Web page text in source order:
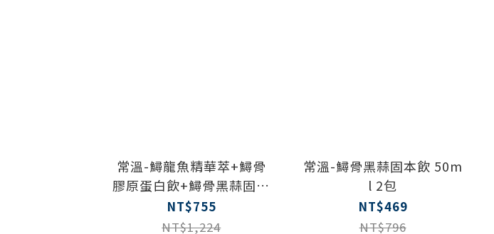
常溫-鱘龍魚精華萃+鱘骨
膠原蛋白飲+鱘骨黑蒜固本
飲 50ml 3包
NT$755
NT$1,224
常溫-鱘骨黑蒜固本飲 50m
l 2包
NT$469
NT$796